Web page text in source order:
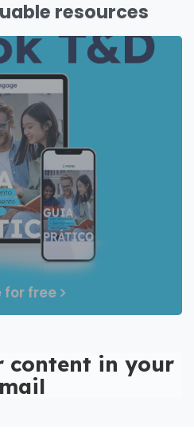
resources
for free
content in your